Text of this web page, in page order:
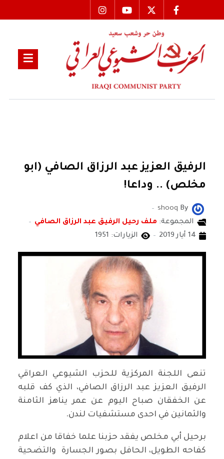
الرفيق العزيز عبد الرزاق الصافي (ابو
مخلص) .. وداعا!
By
shooq
المجموعة: ملف رحيل الرفيق عبد الرزاق الصافي
14 أيار 2019
الزيارات: 1951
تنعى اللجنة المركزية للحزب الشيوعي العراقي
الرفيق العزيز عبد الرزاق الصافي، الذي كف قلبه
عن الخفقان صباح اليوم عن عمر يناهز الثامنة
والثمانين في احدى مستشفيات لندن.
برحيل أبي مخلص يفقد حزبنا علما خفاقا من اعلام
كفاحه الطويل، الحافل بصور الجسارة والتضحية